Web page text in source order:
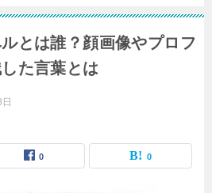
とは誰？顔画像やプロフ
た言葉とは
0 0